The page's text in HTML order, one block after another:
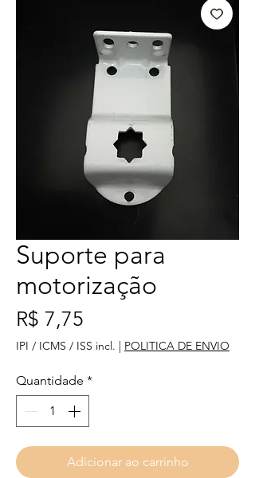
Suporte para
motorização
R$ 7,75
IPI / ICMS / ISS incl. POLITICA DE ENVIO
Quantidade *
Adicionar ao carrinho